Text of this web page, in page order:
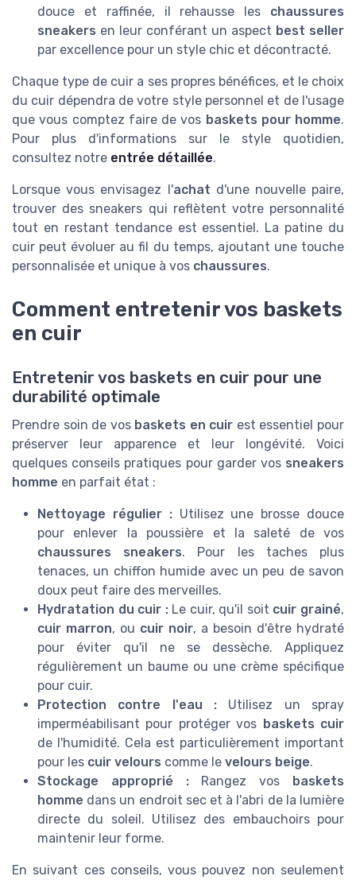
douce et raffinée, il rehausse les chaussures
sneakers en leur conférant un aspect best seller
par excellence pour un style chic et décontracté.
Chaque type de cuir a ses propres bénéfices, et le choix
du cuir dépendra de votre style personnel et de l'usage
que vous comptez faire de vos baskets pour homme.
Pour plus d'informations sur le style quotidien,
consultez notre entrée détaillée.
Lorsque vous envisagez l'achat d'une nouvelle paire,
trouver des sneakers qui reflètent votre personnalité
tout en restant tendance est essentiel. La patine du
cuir peut évoluer au fil du temps, ajoutant une touche
personnalisée et unique à vos chaussures.
Comment entretenir vos baskets
en cuir
Entretenir vos baskets en cuir pour une
durabilité optimale
Prendre soin de vos baskets en cuir est essentiel pour
préserver leur apparence et leur longévité. Voici
quelques conseils pratiques pour garder vos sneakers
homme en parfait état :
Nettoyage régulier :Utilisez une brosse douce
pour enlever la poussière et la saleté de vos
chaussures sneakers. Pour les taches plus
tenaces, un chiffon humide avec un peu de savon
doux peut faire des merveilles.
Hydratation du cuir :Le cuir, qu'il soit cuir grainé,
cuir marron, ou cuir noir, a besoin d'être hydraté
pour éviter qu'il ne se dessèche. Appliquez
régulièrement un baume ou une crème spécifique
pour cuir.
Protection contre l'eau : Utilisez un spray
imperméabilisant pour protéger vos baskets cuir
de l'humidité. Cela est particulièrement important
pour les cuir velours comme le velours beige.
Stockage approprié :Rangez vos baskets
homme dans un endroit sec et à l'abri de la lumière
directe du soleil. Utilisez des embauchoirs pour
maintenir leur forme.
En suivant ces conseils, vous pouvez non seulement